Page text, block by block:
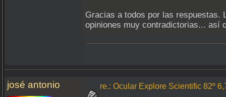
Gracias a todos por las respuestas.
opiniones muy contradictorias... así
josé antonio re.: Ocular Explore Scientific 82º